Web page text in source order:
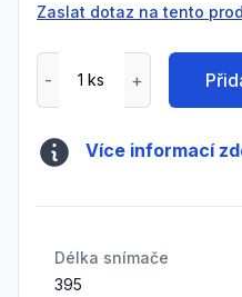
Zaslat dotaz na tento
Více informací
Délka snímače
395